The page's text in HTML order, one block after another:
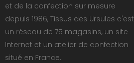
et de la confection sur mesure
depuis 1986, Tissus des Ursules c'est
un réseau de 75 magasins, un site
Internet et un atelier de confection
situé en France.